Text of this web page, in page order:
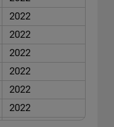
2022
2022
2022
2022
2022
2022